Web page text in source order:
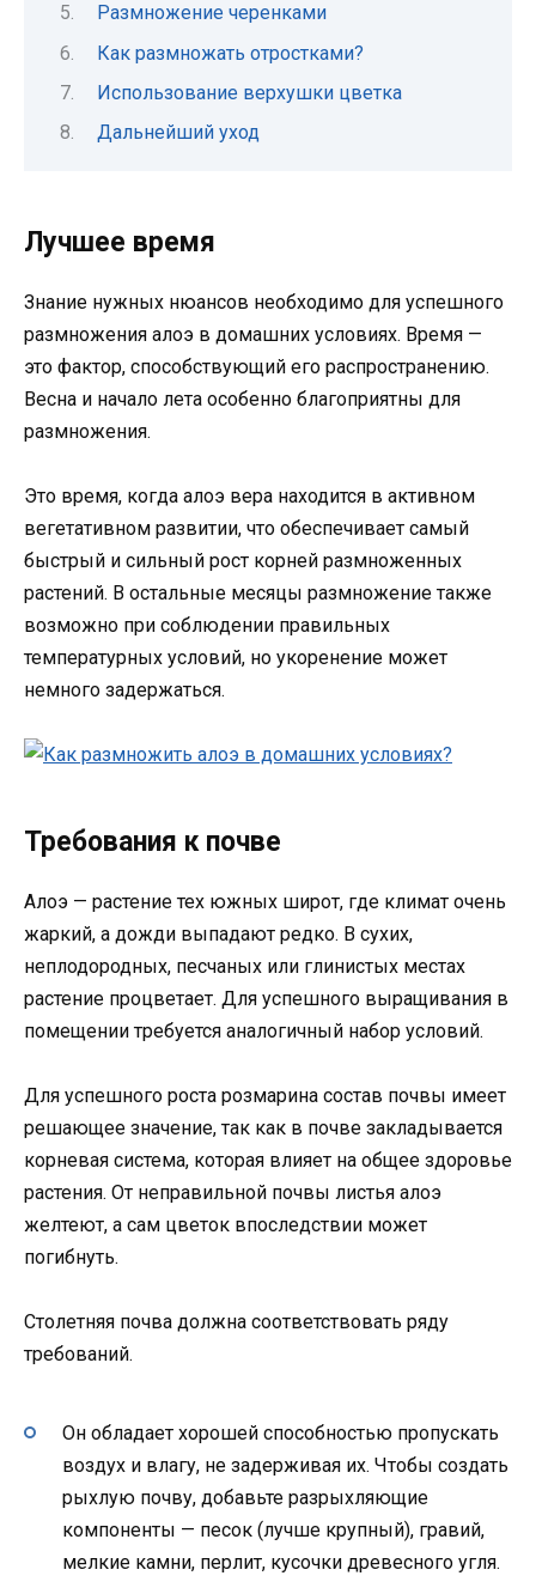
Размножение черенками
Как размножать отростками?
Использование верхушки цветка
Дальнейший уход
Лучшее время
Знание нужных нюансов необходимо для успешного
размножения алоэ в домашних условиях. Время —
это фактор, способствующий его распространению.
Весна и начало лета особенно благоприятны для
размножения.
Это время, когда алоэ вера находится в активном
вегетативном развитии, что обеспечивает самый
быстрый и сильный рост корней размноженных
растений. В остальные месяцы размножение также
возможно при соблюдении правильных
температурных условий, но укоренение может
немного задержаться.
Требования к почве
Алоэ — растение тех южных широт, где климат очень
жаркий, а дожди выпадают редко. В сухих,
неплодородных, песчаных или глинистых местах
растение процветает. Для успешного выращивания в
помещении требуется аналогичный набор условий.
Для успешного роста розмарина состав почвы имеет
решающее значение, так как в почве закладывается
корневая система, которая влияет на общее здоровье
растения. От неправильной почвы листья алоэ
желтеют, а сам цветок впоследствии может
погибнуть.
Столетняя почва должна соответствовать ряду
требований.
Он обладает хорошей способностью пропускать
воздух и влагу, не задерживая их. Чтобы создать
рыхлую почву, добавьте разрыхляющие
компоненты — песок (лучше крупный), гравий,
мелкие камни, перлит, кусочки древесного угля.